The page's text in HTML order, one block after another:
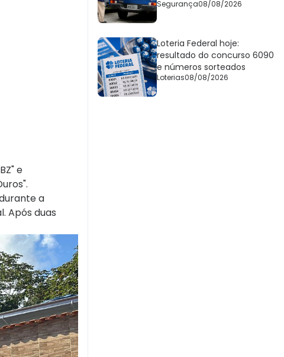
e
a
Após duas
Segurança08/08/2026
Loteria Federal hoje:
resultado do concurso 6090
e números sorteados
Loterias08/08/2026